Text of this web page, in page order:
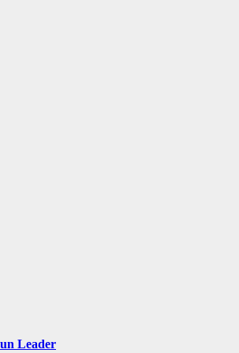
Leader